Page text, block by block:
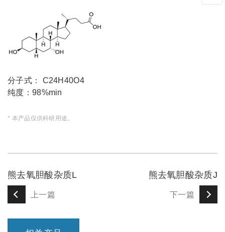
分子式： C24H40O4
纯度：98%min
* 本产品仅供科研用途。
熊去氧胆酸杂质L
上一篇
熊去氧胆酸杂质J
下一篇
1、info@shochem.com；2